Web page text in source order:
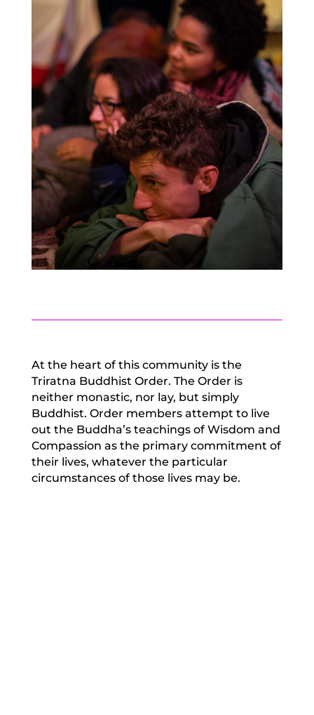
At the heart of this community is the
Triratna Buddhist Order. The Order is
neither monastic, nor lay, but simply
Buddhist. Order members attempt to live
out the Buddha’s teachings of Wisdom and
Compassion as the primary commitment of
their lives, whatever the particular
circumstances of those lives may be.